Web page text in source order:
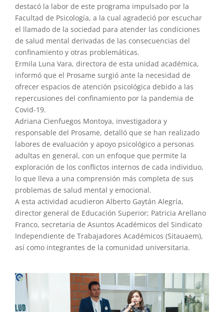
destacó la labor de este programa impulsado por la
Facultad de Psicología, a la cual agradeció por escuchar
el llamado de la sociedad para atender las condiciones
de salud mental derivadas de las consecuencias del
confinamiento y otras problemáticas.
Ermila Luna Vara, directora de esta unidad académica,
informó que el Prosame surgió ante la necesidad de
ofrecer espacios de atención psicológica debido a las
repercusiones del confinamiento por la pandemia de
Covid-19.
Adriana Cienfuegos Montoya, investigadora y
responsable del Prosame, detalló que se han realizado
labores de evaluación y apoyo psicológico a personas
adultas en general, con un enfoque que permite la
exploración de los conflictos internos de cada individuo,
lo que lleva a una comprensión más completa de sus
problemas de salud mental y emocional.
A esta actividad acudieron Alberto Gaytán Alegría,
director general de Educación Superior; Patricia Arellano
Franco, secretaria de Asuntos Académicos del Sindicato
Independiente de Trabajadores Académicos (Sitauaem),
así como integrantes de la comunidad universitaria.